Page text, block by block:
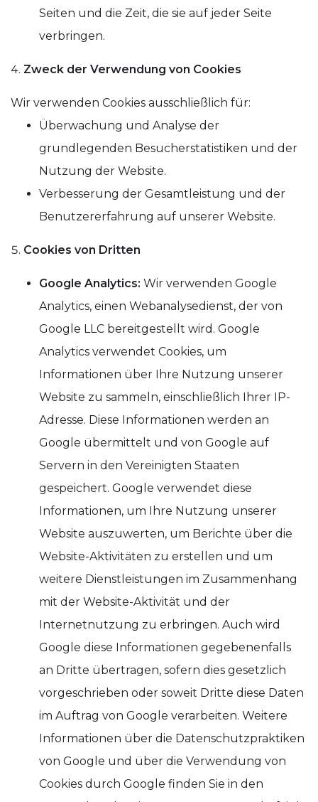
Seiten und die Zeit, die sie auf jeder Seite
verbringen.
Zweck der Verwendung von Cookies
Wir verwenden Cookies ausschließlich für:
Überwachung und Analyse der
grundlegenden Besucherstatistiken und der
Nutzung der Website.
Verbesserung der Gesamtleistung und der
Benutzererfahrung auf unserer Website.
Cookies von Dritten
Google Analytics: Wir verwenden Google
Analytics, einen Webanalysedienst, der von
Google LLC bereitgestellt wird. Google
Analytics verwendet Cookies, um
Informationen über Ihre Nutzung unserer
Website zu sammeln, einschließlich Ihrer IP-
Adresse. Diese Informationen werden an
Google übermittelt und von Google auf
Servern in den Vereinigten Staaten
gespeichert. Google verwendet diese
Informationen, um Ihre Nutzung unserer
Website auszuwerten, um Berichte über die
Website-Aktivitäten zu erstellen und um
weitere Dienstleistungen im Zusammenhang
mit der Website-Aktivität und der
Internetnutzung zu erbringen. Auch wird
Google diese Informationen gegebenenfalls
an Dritte übertragen, sofern dies gesetzlich
vorgeschrieben oder soweit Dritte diese Daten
im Auftrag von Google verarbeiten. Weitere
Informationen über die Datenschutzpraktiken
von Google und über die Verwendung von
Cookies durch Google finden Sie in den